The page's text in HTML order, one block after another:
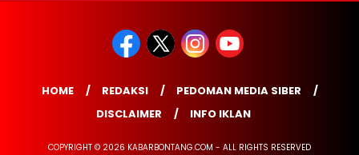
HOME REDAKSI
PEDOMAN MEDIA SIBER
DISCLAIMER
INFO IKLAN
COPYRIGHT © 2026 KABARBONTANG.COM - ALL RIGHTS RESERVED